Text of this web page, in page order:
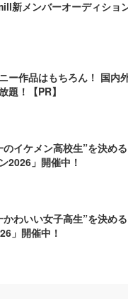
新メンバーオーディショ
ー作品はもちろん！ 国内
題！【PR】
のイケメン高校生”を決め
2026」開催中！
かわいい女子高生”を決め
」開催中！